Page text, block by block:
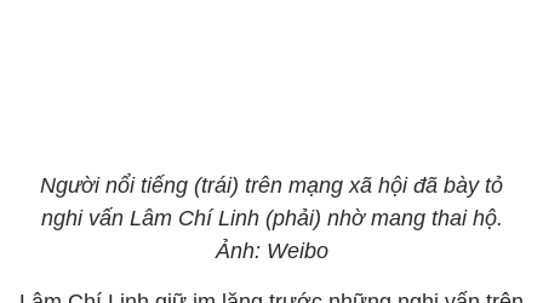
Người nổi tiếng (trái) trên mạng xã hội đã bày tỏ
nghi vấn Lâm Chí Linh (phải) nhờ mang thai hộ.
Ảnh: Weibo